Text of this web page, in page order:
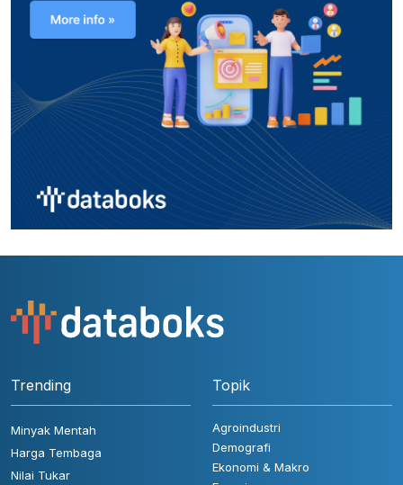
Trending
Minyak Mentah
Harga Tembaga
Nilai Tukar
Topik
Agroindustri
Demografi
Ekonomi & Makro